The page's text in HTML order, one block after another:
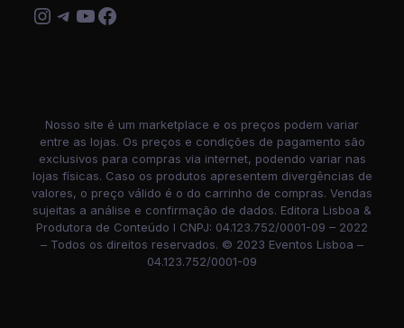
Instagram
Telegram
Youtube
Facebook
Nosso site é um marketplace e os preços podem variar
entre as lojas. Os preços e condições de pagamento são
exclusivos para compras via internet, podendo variar nas
lojas físicas. Caso os produtos apresentem divergências de
valores, o preço válido é o do carrinho de compras. Vendas
sujeitas a análise e confirmação de dados. Editora Lisboa &
Produtora de Conteúdo I CNPJ: 04.123.752/0001-09 – 2022
– Todos os direitos reservados. © 2023 Eventos Lisboa –
04.123.752/0001-09